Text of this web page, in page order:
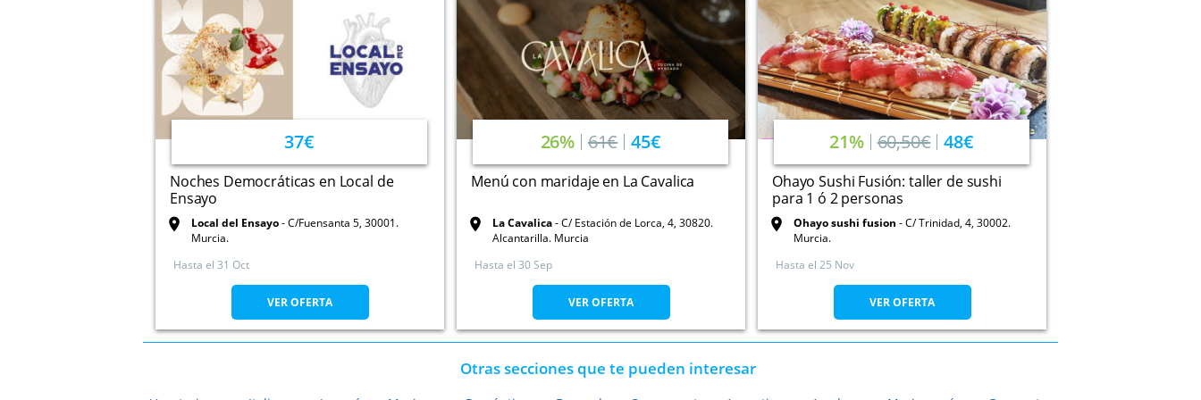
37€
Noches Democráticas en Local de
Ensayo
Local del Ensayo C/Fuensanta 5, 30001.
Murcia.
Hasta el 31 Oct
VER OFERTA
26% 61€ 45€
Menú con maridaje en La Cavalica
La Cavalica C/ Estación de Lorca, 4, 30820.
Alcantarilla. Murcia
Hasta el 30 Sep
VER OFERTA
21% 60,50€ 48€
Ohayo Sushi Fusión: taller de sushi
para 1 ó 2 personas
Ohayo sushi fusion
C/ Trinidad, 4, 30002.
Murcia.
Hasta el 25 Nov
VER OFERTA
Otras secciones que te pueden interesar